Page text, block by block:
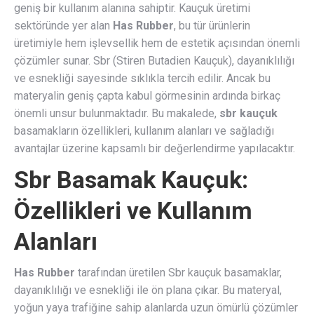
geniş bir kullanım alanına sahiptir. Kauçuk üretimi
sektöründe yer alan Has Rubber, bu tür ürünlerin
üretimiyle hem işlevsellik hem de estetik açısından önemli
çözümler sunar. Sbr (Stiren Butadien Kauçuk), dayanıklılığı
ve esnekliği sayesinde sıklıkla tercih edilir. Ancak bu
materyalin geniş çapta kabul görmesinin ardında birkaç
önemli unsur bulunmaktadır. Bu makalede, sbr kauçuk
basamakların özellikleri, kullanım alanları ve sağladığı
avantajlar üzerine kapsamlı bir değerlendirme yapılacaktır.
Sbr Basamak Kauçuk:
Özellikleri ve Kullanım
Alanları
Has Rubber tarafından üretilen Sbr kauçuk basamaklar,
dayanıklılığı ve esnekliği ile ön plana çıkar. Bu materyal,
yoğun yaya trafiğine sahip alanlarda uzun ömürlü çözümler